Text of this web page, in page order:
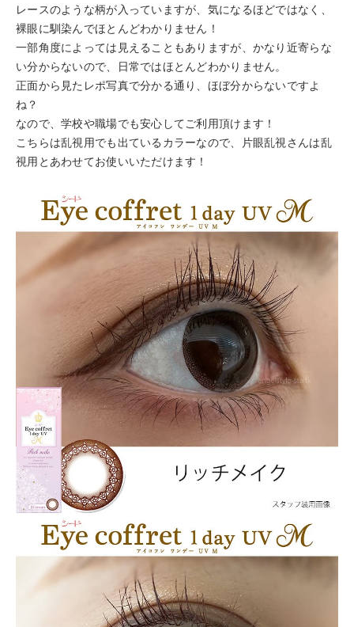
レースのような柄が入っていますが、気になるほどではなく、
裸眼に馴染んでほとんどわかりません！
一部角度によっては見えることもありますが、かなり近寄らな
い分からないので、日常ではほとんどわかりません。
正面から見たレポ写真で分かる通り、ほぼ分からないですよ
ね？
なので、学校や職場でも安心してご利用頂けます！
こちらは乱視用でも出ているカラーなので、片眼乱視さんは乱
視用とあわせてお使いいただけます！